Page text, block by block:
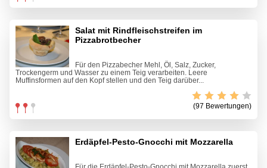
Salat mit Rindfleischstreifen im
Pizzabrotbecher
Für den Pizzabecher Mehl, Öl, Salz, Zucker,
Trockengerm und Wasser zu einem Teig verarbeiten. Leere
Muffinsformen auf den Kopf stellen und den Teig darüber...
(97 Bewertungen)
Erdäpfel-Pesto-Gnocchi mit Mozzarella